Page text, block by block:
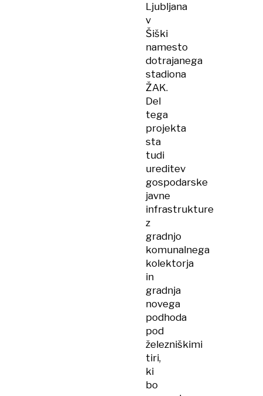
Ljubljana
v
Šiški
namesto
dotrajanega
stadiona
ŽAK.
Del
tega
projekta
sta
tudi
ureditev
gospodarske
javne
infrastrukture
z
gradnjo
komunalnega
kolektorja
in
gradnja
novega
podhoda
pod
železniškimi
tiri,
ki
bo